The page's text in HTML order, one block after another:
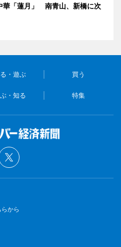
華「蓮月」 南青山、新橋に次
・遊ぶ 買う
・知る 特集
から